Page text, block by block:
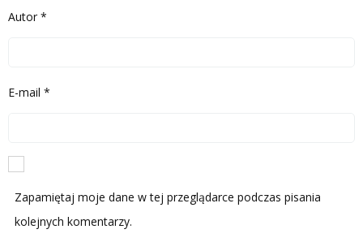
Autor *
E-mail *
Zapamiętaj moje dane w tej przeglądarce podczas pisania
kolejnych komentarzy.